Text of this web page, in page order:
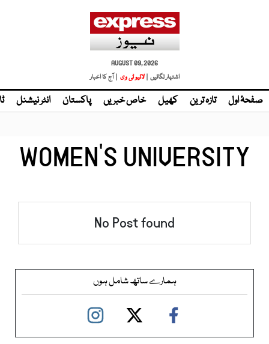
AUGUST 09, 2026
اشتہار لگائیں | لائیو ٹی وی | آج کا اخبار
صفحۂ اول تازہ ترین کھیل خاص خبریں پاکستان انٹر نیشنل
WOMEN'S UNIVERSITY
No Post found
ہمارے ساتھ شامل ہوں